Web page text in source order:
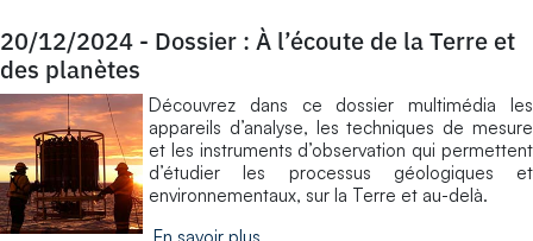
20/12/2024 - Dossier : À l’écoute de la Terre et
des planètes
Découvrez dans ce dossier multimédia les
appareils d’analyse, les techniques de mesure
et les instruments d’observation qui permettent
d’étudier les processus géologiques et
environnementaux, sur la Terre et au-delà.